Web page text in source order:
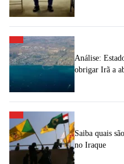
Análise:
obrigar Irã a
Saiba quais
no Iraque